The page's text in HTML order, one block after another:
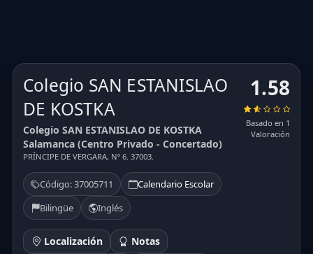
Colegio SAN ESTANISLAO
DE KOSTKA
Colegio SAN ESTANISLAO DE KOSTKA
Salamanca (Centro Privado - Concertado)
PRÍNCIPE DE VERGARA, Nº 6. 37003.
Código: 37005711
Calendario Escolar
Bilingüe
Inglés
Localización
Notas
1.58
Basado en 1
Valoración